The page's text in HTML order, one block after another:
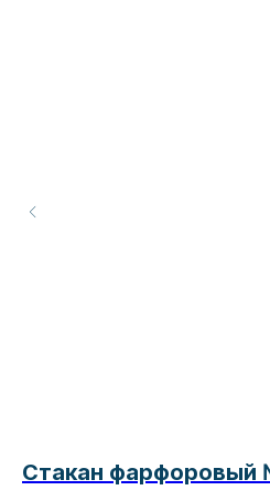
Стакан фарфоровый